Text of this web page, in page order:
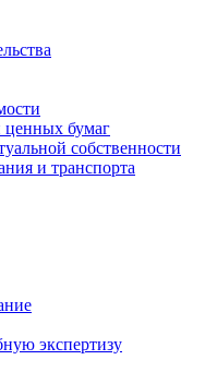
ценных бумаг
собственности
и транспорта
экспертизу